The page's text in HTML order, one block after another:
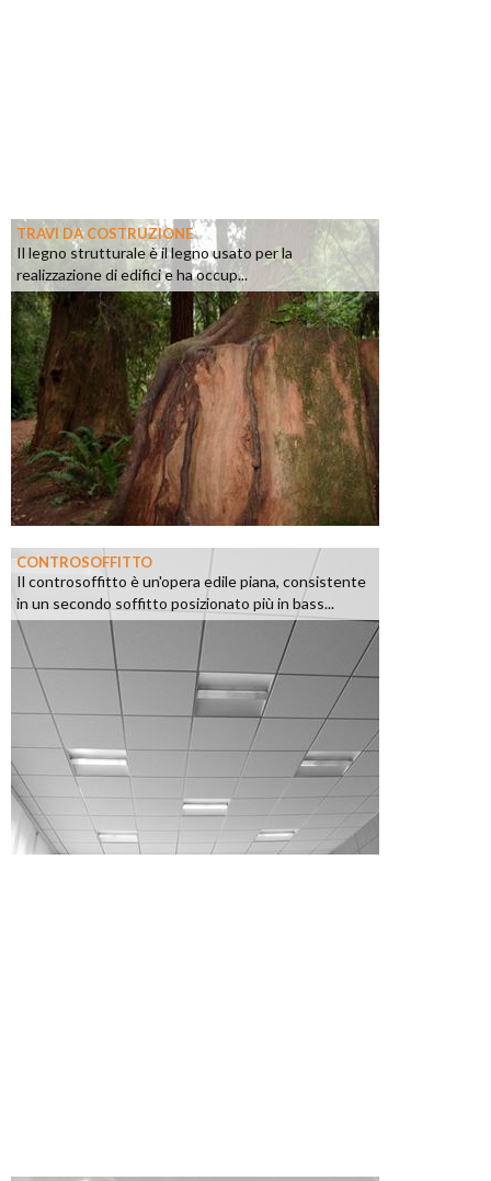
TRAVI DA COSTRUZIONE
Il legno strutturale è il legno usato per la
realizzazione di edifici e ha occup...
CONTROSOFFITTO
Il controsoffitto è un'opera edile piana, consistente
in un secondo soffitto posizionato più in bass...